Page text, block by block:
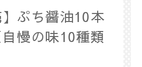
】ぷち醤油10本
慢の味10種類